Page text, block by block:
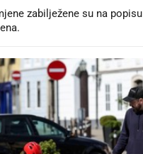
zabilježene su na popisu